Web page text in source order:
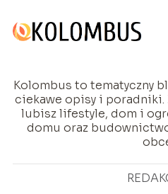
Kolombus to tematyczny
ciekawe opisy i
lubisz lifestyle, dom i
domu oraz